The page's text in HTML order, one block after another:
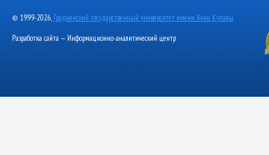
© 1999-2026, Гродненский государственный университет имени Янки Купалы
Разработка сайта — Информационно-аналитический центр